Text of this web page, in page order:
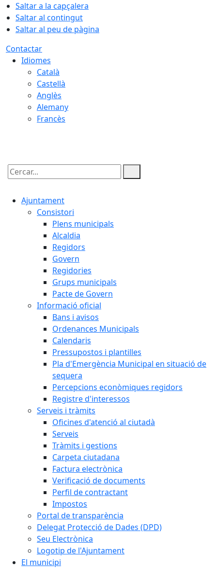
Saltar a la capçalera
Saltar al contingut
Saltar al peu de pàgina
Contactar
Idiomes
Català
Castellà
Anglès
Alemany
Francès
Cercar:
Ajuntament
Consistori
Plens municipals
Alcaldia
Regidors
Govern
Regidories
Grups municipals
Pacte de Govern
Informació oficial
Bans i avisos
Ordenances Municipals
Calendaris
Pressupostos i plantilles
Pla d'Emergència Municipal en situació de
sequera
Percepcions econòmiques regidors
Registre d'interessos
Serveis i tràmits
Oficines d'atenció al ciutadà
Serveis
Tràmits i gestions
Carpeta ciutadana
Factura electrònica
Verificació de documents
Perfil de contractant
Impostos
Portal de transparència
Delegat Protecció de Dades (DPD)
Seu Electrònica
Logotip de l'Ajuntament
El municipi